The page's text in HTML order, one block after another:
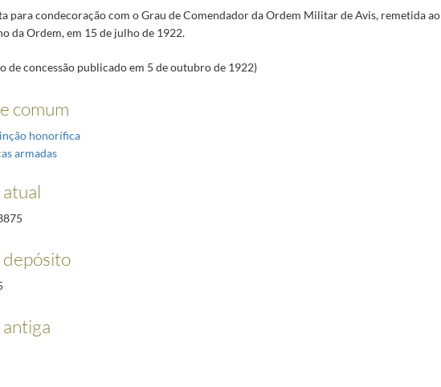
para condecoração com o Grau de Comendador da Ordem Militar de Avis, remetida ao
da Ordem, em 15 de julho de 1922.
de concessão publicado em 5 de outubro de 1922)
comum
honorífica
armadas
depósito